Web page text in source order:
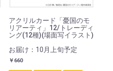
アクリルカード「憂国のモ
リアーティ」12/トレーディ
ング(12種)(場面写イラスト)
お届け：10月上旬予定
￥660